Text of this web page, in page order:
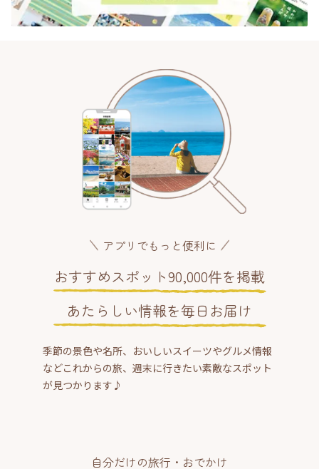
アプリでもっと便利に
おすすめスポット90,000件を掲載
あたらしい情報を毎日お届け
季節の景色や名所、おいしいスイーツやグルメ情報
などこれからの旅、週末に行きたい素敵なスポット
が見つかります♪
自分だけの旅行・おでかけ